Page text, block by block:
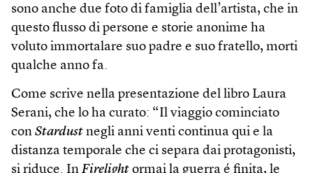
sono anche due foto di famiglia dell’artista, che in
questo flusso di persone e storie anonime ha
voluto immortalare suo padre e suo fratello, morti
qualche anno fa.
Come scrive nella presentazione del libro Laura
Serani, che lo ha curato: “Il viaggio cominciato
con Stardust negli anni venti continua qui e la
distanza temporale che ci separa dai protagonisti,
si riduce. In Firelight ormai la guerra é finita, le